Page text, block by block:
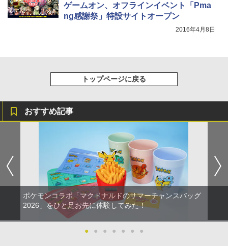
ゲームオン、オフラインイベント「Pma
ng感謝祭」特設サイトオープン
2016年4月8日
トップページに戻る
おすすめ記事
ポケモンコラボ「マクドナルドのサマーチャンスバッグ
2026」をひと足お先に体験してみた！
● ● ● ● ● ● ●